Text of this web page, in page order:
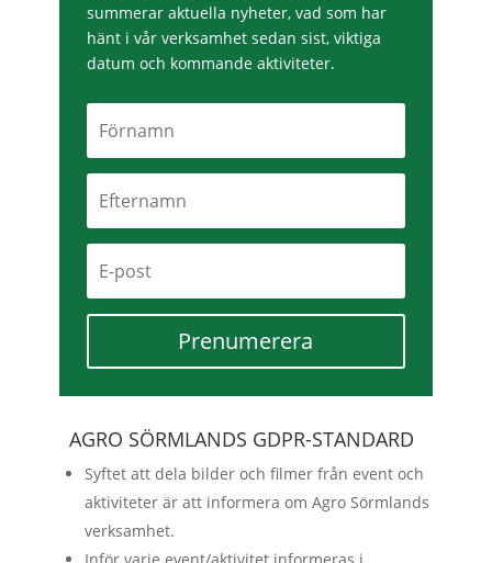
summerar aktuella nyheter, vad som har
hänt i vår verksamhet sedan sist, viktiga
datum och kommande aktiviteter.
Prenumerera
AGRO SÖRMLANDS GDPR-STANDARD
Syftet att dela bilder och filmer från event och
aktiviteter är att informera om Agro Sörmlands
verksamhet.